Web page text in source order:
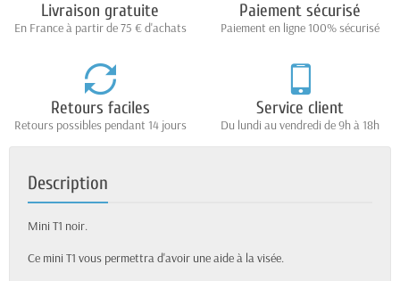
Livraison gratuite
En France à partir de 75 € d'achats
Paiement sécurisé
Paiement en ligne 100% sécurisé
Retours faciles
Retours possibles pendant 14 jours
Service client
Du lundi au vendredi de 9h à 18h
Description
Mini T1 noir.
Ce mini T1 vous permettra d'avoir une aide à la visée.